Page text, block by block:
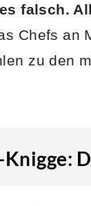
falsch.
Chefs an
zu den